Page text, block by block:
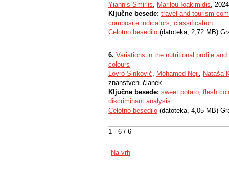
1 - 6 / 6
Yiannis Smirlis, Marilou Ioakimidis,
Ključne besede: travel and tourism
composite indicators, classification
Celotno besedilo (datoteka, 2,72 MB)
6. Variations in the nutritional profile
colours
Lovro Sinkovič, Mohamed Neji, Nataša
znanstveni članek
Ključne besede: sweet potato, flesh
discriminant analysis
Celotno besedilo (datoteka, 4,05 MB)
Na vrh